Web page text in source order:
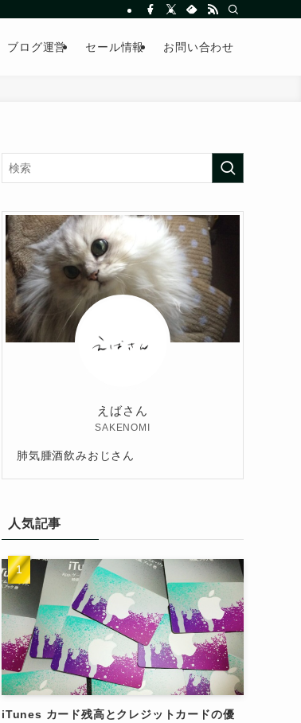
ブログ運営 セール情報 お問い合わせ
えばさん
SAKENOMI
肺気腫酒飲みおじさん
人気記事
iTunes カード残高とクレジットカードの優